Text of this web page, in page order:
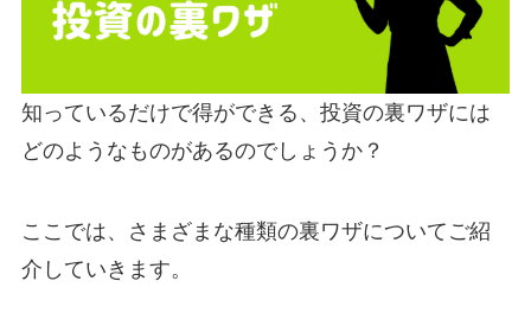
知っているだけで得ができる、投資の裏ワザには
どのようなものがあるのでしょうか？
ここでは、さまざまな種類の裏ワザについてご紹
介していきます。